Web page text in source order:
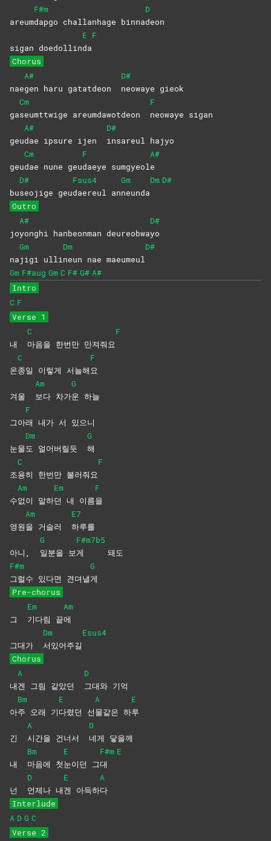
areum
F#m
dapgo challanhage binna
D
deon
sigan doedollin
E
da
F
Chorus
nae
A#
gen haru gatatdeon
D#
neowaye gieok
ga
Cm
seumttwige areumdawotdeon
F
neowaye sigan
geu
A#
dae ipsure ijen
D#
insareul hajyo
geu
Cm
dae nune geu
F
daeye sumgyeol
A#
e
bu
D#
seojige geu
Fsus4
daereul an
Gm
neunda
Dm D#
Outro
jo
A#
yonghi hanbeonman deureobwa
D#
yo
na
Gm
jigi ulli
Dm
neun nae maeumeul
D#
Gm F#aug Gm C F# G# A#
Intro
C F
Verse 1
내
C
마음을 한번만 만져줘요
F
온
C
종일 이렇게 서늘해
F
요
겨울
Am
보다 차가
G
운 하늘
그아
F
래 내가 서 있으니
눈물
Dm
도 얼어버릴듯
G
해
조
C
용히 한번만 불러줘요
F
수
Am
없이 말하
Em
던 내 이름
F
을
영원
Am
을 거슬러
E7
하루를
아니,
G
일분을 보
F#m7b5
게
돼도
F#m
그럴수 있다면 견뎌낼
G
게
Pre-chorus
그
Em
기다림 끝
Am
에
그대가
Dm
서있어주길
Esus4
Chorus
내
A
겐 그림 같았던
D
그대와 기억
아
Bm
주 오래 기
E
다렸던 선
A
물같은 하
E
루
긴
A
시간을 건너서
D
네게 닿을께
내
Bm
마음에 첫
E
눈이던 그
F#m
대
E
넌
D
언제나 내
E
겐 아득하
A
다
Interlude
A D G C
Verse 2